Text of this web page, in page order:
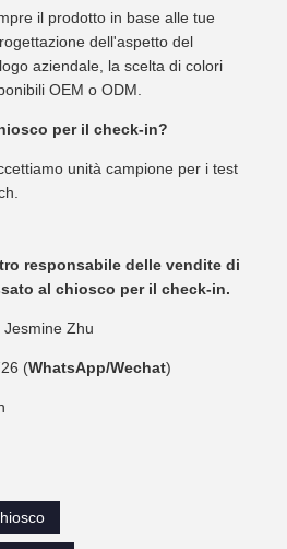
il prodotto in base alle tue
dell'aspetto del
aziendale, la scelta di colori
OEM o ODM.
per il check-in?
unità campione per i test
responsabile delle vendite di
al chiosco per il check-in.
Jesmine Zhu
(WhatsApp/Wechat)